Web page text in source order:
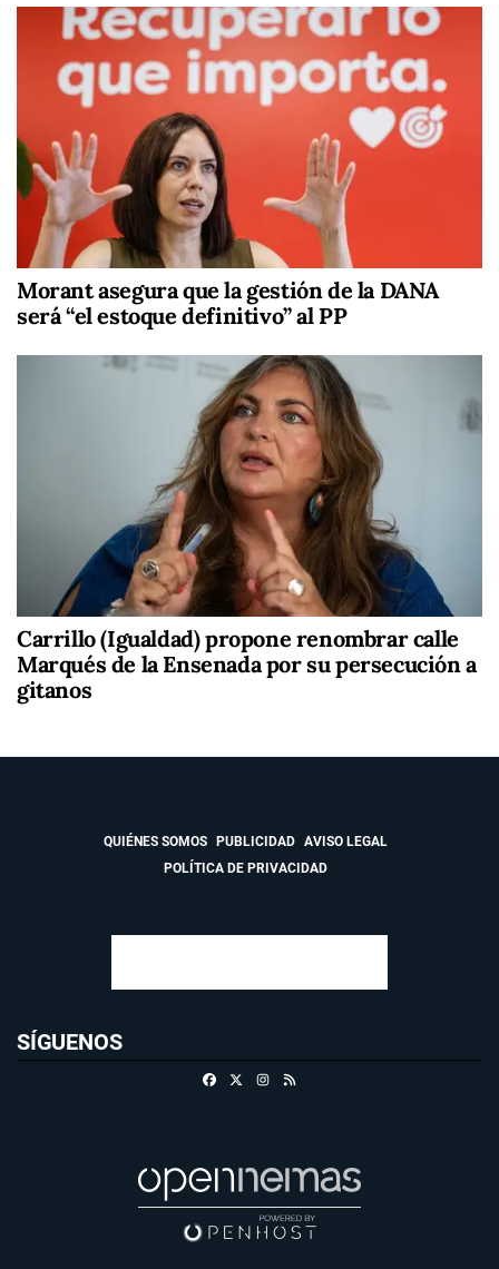
Morant asegura que la gestión de la DANA
será “el estoque definitivo” al PP
Carrillo (Igualdad) propone renombrar calle
Marqués de la Ensenada por su persecución a
gitanos
QUIÉNES SOMOS PUBLICIDAD
AVISO LEGAL
POLÍTICA DE PRIVACIDAD
SÍGUENOS
FacebookInstagram